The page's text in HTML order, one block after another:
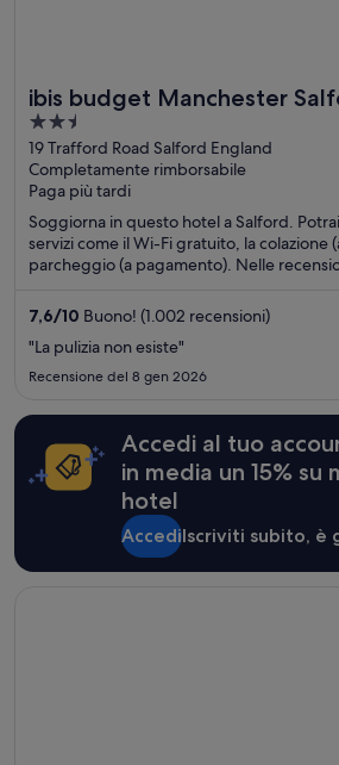
ibis budget Manchester
2.5
out
of
5
19 Trafford Road Salford England
Completamente rimborsabile
Paga più tardi
Soggiorna in questo hotel a Salford.
servizi come il Wi-Fi gratuito, la colazione
parcheggio (a pagamento). Nelle
pulite. Nelle vicinanze si trovano i seguenti luoghi d'interesse:
Old Trafford e Salford Quays.
7,6/10 Buono! (1.002 recensioni)
"La pulizia non esiste"
Recensione del 8 gen 2026
Accedi al tuo
in media un 15% su
hotel
AccediIscriviti subito, è